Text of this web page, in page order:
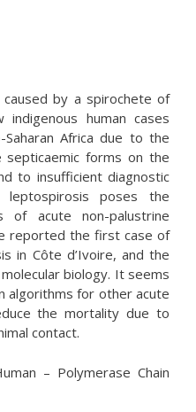
by a spirochete of
human cases
Africa due to the
septicaemic forms on the
to insufficient diagnostic
poses the
acute non-palustrine
reported the first case of
in Côte d’Ivoire, and the
biology. It seems
algorithms for other acute
the mortality due to
contact.
– Polymerase Chain